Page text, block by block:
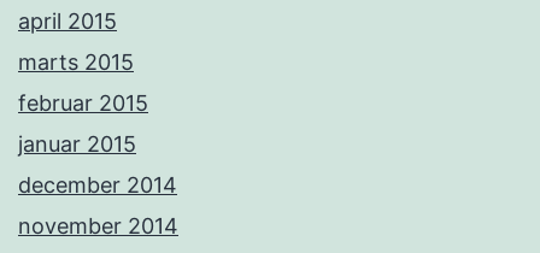
april 2015
marts 2015
februar 2015
januar 2015
december 2014
november 2014